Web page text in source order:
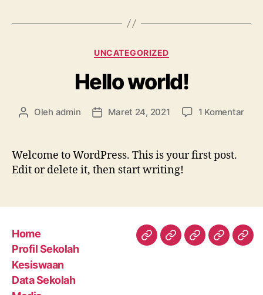
Kategori
UNCATEGORIZED
Hello world!
Penulis
Oleh admin
Tanggal
Maret 24, 2021 1 Komentar
Welcome to WordPress. This is your first post.
Edit or delete it, then start writing!
Home
Profil Sekolah
Kesiswaan
Data Sekolah
HomeProfilKesiswaan
Data